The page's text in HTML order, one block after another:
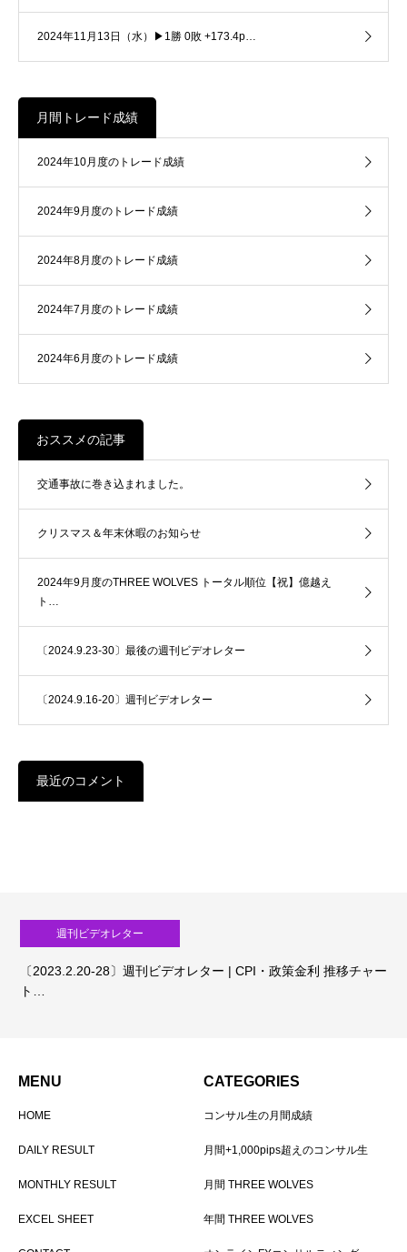
2024年11月13日（水）▶1勝 0敗 +173.4p…
月間トレード成績
2024年10月度のトレード成績
2024年9月度のトレード成績
2024年8月度のトレード成績
2024年7月度のトレード成績
2024年6月度のトレード成績
おススメの記事
交通事故に巻き込まれました。
クリスマス＆年末休暇のお知らせ
2024年9月度のTHREE WOLVES トータル順位【祝】億越え
ト…
〔2024.9.23-30〕最後の週刊ビデオレター
〔2024.9.16-20〕週刊ビデオレター
最近のコメント
週刊ビデオレター
〔2023.2.20-28〕週刊ビデオレター | CPI・政策金利 推移チャー
ト…
MENU
HOME
DAILY RESULT
MONTHLY RESULT
EXCEL SHEET
CATEGORIES
コンサル生の月間成績
月間+1,000pips超えのコンサル生
月間 THREE WOLVES
年間 THREE WOLVES